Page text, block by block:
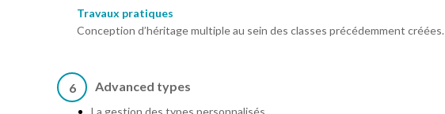
Travaux pratiques
Conception d’héritage multiple au sein des classes précédemment créées.
6 Advanced types
La gestion des types personnalisés.